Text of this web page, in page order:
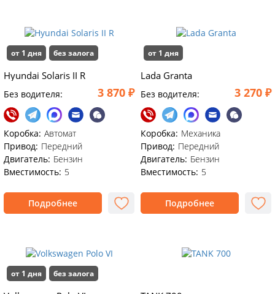
от 1 дня без залога
Hyundai Solaris II R
Без водителя: 3 870 ₽
Коробка: Автомат
Привод: Передний
Двигатель: Бензин
Вместимость: 5
Подробнее
от 1 дня
Lada Granta
Без водителя: 3 270 ₽
Коробка: Механика
Привод: Передний
Двигатель: Бензин
Вместимость: 5
Подробнее
от 1 дня без залога